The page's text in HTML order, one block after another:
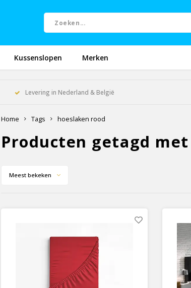
Kussenslopen Merken
Levering in Nederland & België
Home Tags hoeslaken rood
Producten getagd
Meest bekeken